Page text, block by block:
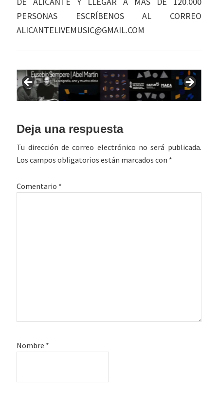
PERSONAS ESCRÍBENOS AL CORREO
ALICANTELIVEMUSIC@GMAIL.COM
Interacciones
con
los
Deja una respuesta
Tu dirección de correo electrónico no será publicada.
Los campos obligatorios están marcados con *
Comentario *
Nombre *